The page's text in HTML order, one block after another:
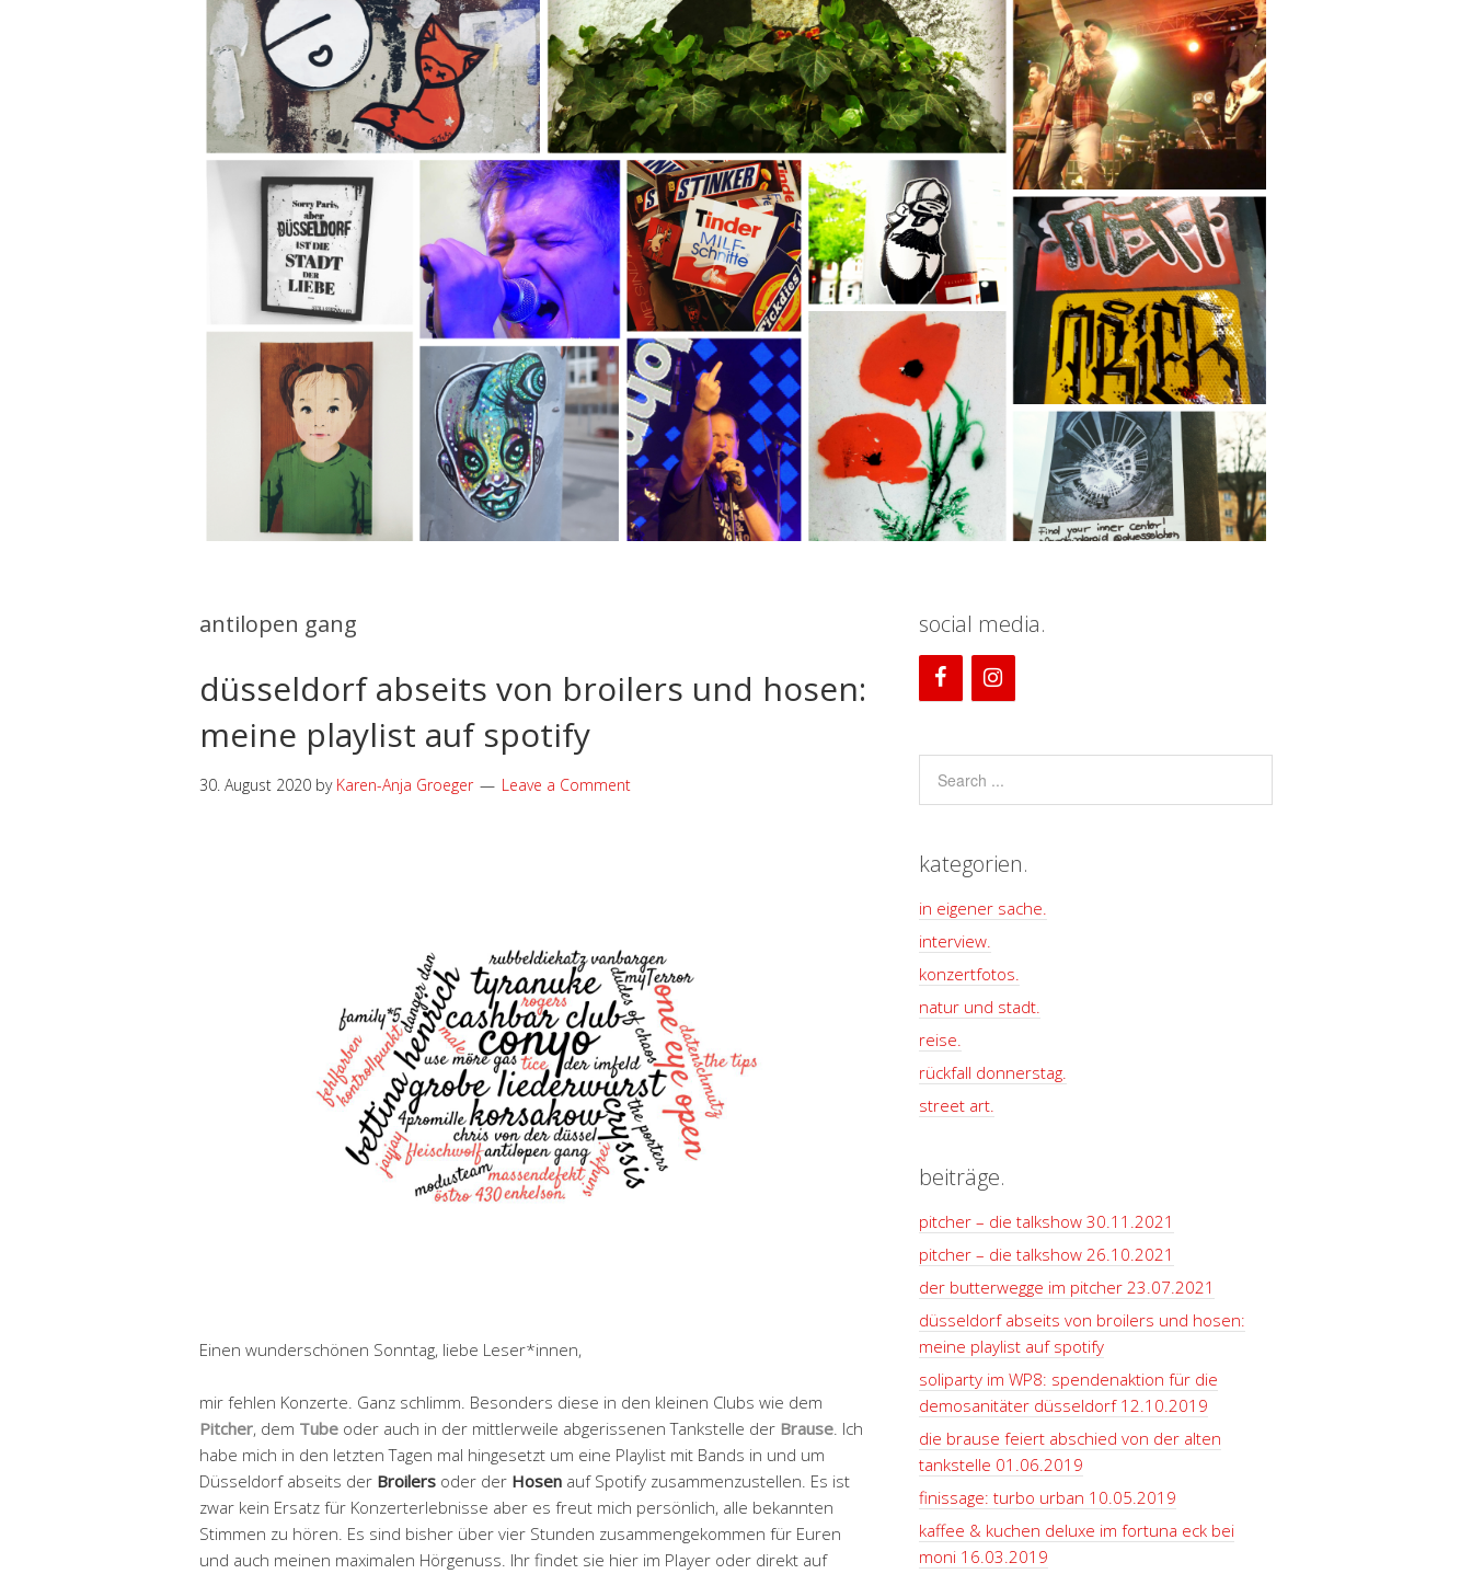
antilopen gang
düsseldorf abseits von broilers und hosen:
meine playlist auf spotify
30. August 2020 by Karen-Anja Groeger Leave a Comment
Einen wunderschönen Sonntag, liebe Leser*innen,
mir fehlen Konzerte. Ganz schlimm. Besonders diese in den kleinen Clubs wie dem
Pitcher, dem Tube oder auch in der mittlerweile abgerissenen Tankstelle der Brause. Ich
habe mich in den letzten Tagen mal hingesetzt um eine Playlist mit Bands in und um
Düsseldorf abseits der Broilers oder der Hosen auf Spotify zusammenzustellen. Es ist
zwar kein Ersatz für Konzerterlebnisse aber es freut mich persönlich, alle bekannten
Stimmen zu hören. Es sind bisher über vier Stunden zusammengekommen für Euren
und auch meinen maximalen Hörgenuss. Ihr findet sie hier im Player oder direkt auf
social media.
kategorien.
in eigener sache.
interview.
konzertfotos.
natur und stadt.
reise.
rückfall donnerstag.
street art.
beiträge.
pitcher – die talkshow 30.11.2021
pitcher – die talkshow 26.10.2021
der butterwegge im pitcher 23.07.2021
düsseldorf abseits von broilers und hosen:
meine playlist auf spotify
soliparty im WP8: spendenaktion für die
demosanitäter düsseldorf 12.10.2019
die brause feiert abschied von der alten
tankstelle 01.06.2019
finissage: turbo urban 10.05.2019
kaffee & kuchen deluxe im fortuna eck bei
moni 16.03.2019